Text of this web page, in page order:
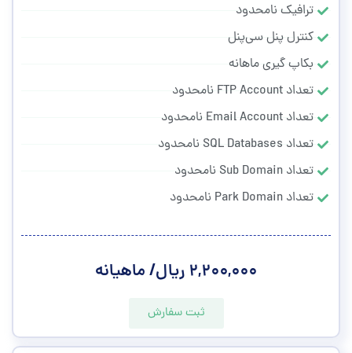
ترافیک نامحدود
کنترل پنل سی‌پنل
بکاپ گیری ماهانه
تعداد FTP Account نامحدود
تعداد Email Account نامحدود
تعداد SQL Databases نامحدود
تعداد Sub Domain نامحدود
تعداد Park Domain نامحدود
۲,۲۰۰,۰۰۰ ریال/ ماهیانه
ثبت سفارش